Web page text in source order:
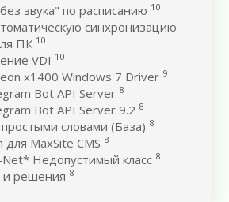
звука" по расписанию 10
синхронизацию
ПК 10
VDI 10
x1400 Windows 7 Driver 9
Bot API Server 8
Bot API Server 9.2 8
словами (База) 8
MaxSite CMS 8
Недопустимый класс 8
решения 8